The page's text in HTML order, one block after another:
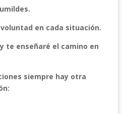
en cada situación.
te enseñaré el camino en
siempre hay otra